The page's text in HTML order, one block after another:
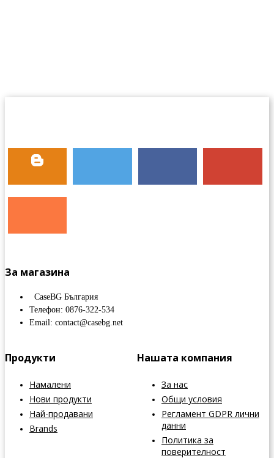
За магазина
CaseBG България
Телефон: 0876-322-534
Email: contact@casebg.net
Продукти
Намалени
Нови продукти
Най-продавани
Brands
Нашата компания
За нас
Общи условия
Регламент GDPR лични
данни
Политика за
поверителност